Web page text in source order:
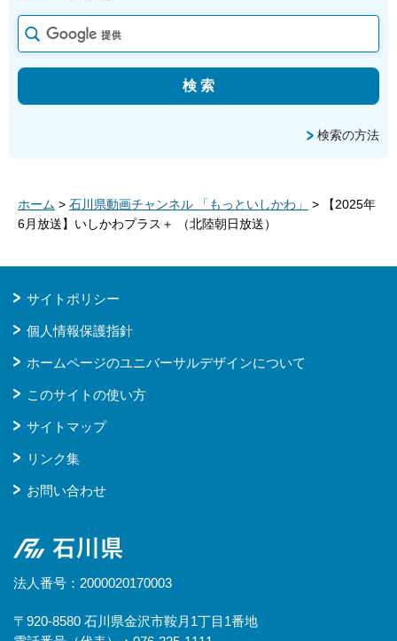
検索の方法
ホーム > 石川県動画チャンネル 「もっといしかわ」
> 【2025年
6月放送】いしかわプラス＋ （北陸朝日放送）
サイトポリシー
個人情報保護指針
ホームページのユニバーサルデザインについて
このサイトの使い方
サイトマップ
リンク集
お問い合わせ
石川県
法人番号：2000020170003
〒920-8580 石川県金沢市鞍月1丁目1番地